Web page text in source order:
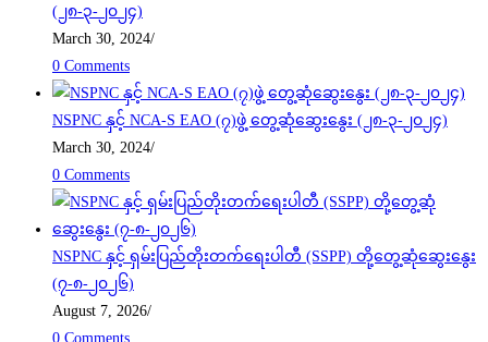
(၂၈-၃-၂၀၂၄)
March 30, 2024/
0 Comments
NSPNC နှင့် NCA-S EAO (၇)ဖွဲ့ တွေ့ဆုံဆွေးနွေး (၂၈-၃-၂၀၂၄)
March 30, 2024/
0 Comments
NSPNC နှင့် ရှမ်းပြည်တိုးတက်ရေးပါတီ (SSPP) တို့တွေ့ဆုံဆွေးနွေး
(၇-၈-၂၀၂၆)
August 7, 2026/
0 Comments